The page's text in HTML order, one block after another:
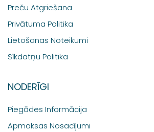
Preču Atgriešana
Privātuma Politika
Lietošanas Noteikumi
Sīkdatņu Politika
NODERĪGI
Piegādes Informācija
Apmaksas Nosacījumi